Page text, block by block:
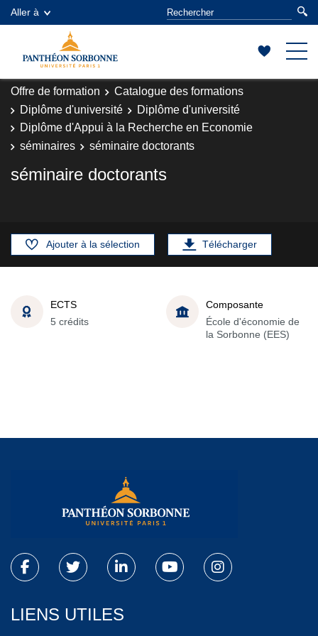
Aller à
Offre de formation
Catalogue des formations
Diplôme d'université
Diplôme d'université
Diplôme d'Appui à la Recherche en Economie
séminaires
séminaire doctorants
séminaire doctorants
Ajouter à la sélection Télécharger
ECTS
5 crédits
Composante
École d'économie de
la Sorbonne (EES)
LIENS UTILES